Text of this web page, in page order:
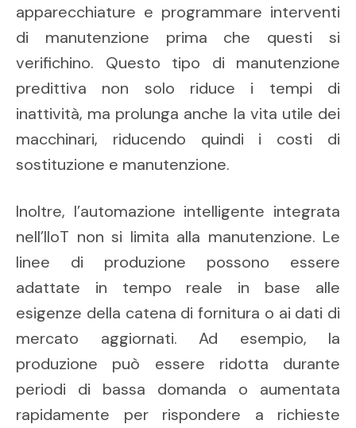
apparecchiature e programmare interventi
di manutenzione prima che questi si
verifichino. Questo tipo di manutenzione
predittiva non solo riduce i tempi di
inattività, ma prolunga anche la vita utile dei
macchinari, riducendo quindi i costi di
sostituzione e manutenzione.
Inoltre, l’automazione intelligente integrata
nell’IIoT non si limita alla manutenzione. Le
linee di produzione possono essere
adattate in tempo reale in base alle
esigenze della catena di fornitura o ai dati di
mercato aggiornati. Ad esempio, la
produzione può essere ridotta durante
periodi di bassa domanda o aumentata
rapidamente per rispondere a richieste